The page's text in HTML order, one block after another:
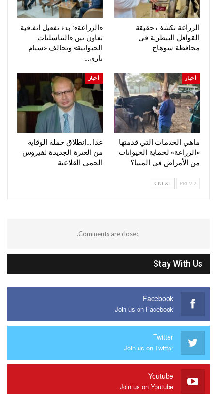
الزراعة تكشف حقيقة
القوافل البيطرية في
محافظة سوهاج
«الزراعة»: بدء تفعيل اتفاقية
تعاون بين «التناسليات
الحيوانية» وتحالف «سيام
باري…
أخبار
ماهي الخدمات التي قدمتها
«الزراعة» لحماية الحيوانات
من الأمراض في المنيا؟
أخبار
غدا …إنطلاق حملة الوقاية
من العترة الجديدة لفيروس
الحمي القلاعية
NEXT
Comments are closed.
Stay With Us
Facebook
Join us on Facebook
Twitter
Join us on Twitter
Youtube
Join us on Youtube